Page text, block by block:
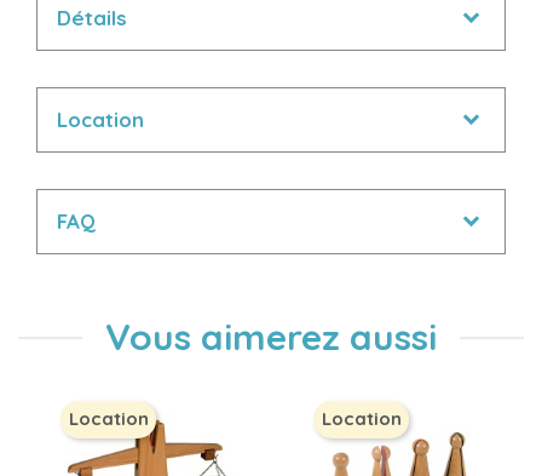
Détails
Location
FAQ
Vous aimerez aussi
Location Location